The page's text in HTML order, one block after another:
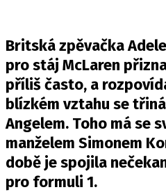
OSOBNÍ
VOLNÁ
Britská zpěvačka
pro stáj McLaren
příliš často, a
blízkém vztahu se
Angelem. Toho má se
manželem Simonem
době je spojila
pro formuli 1.